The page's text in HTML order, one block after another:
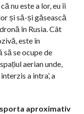
nu este a lor, eu îi
și să-și găsească
în Rusia. Cât
este în
se ocupe de
aerian unde,
a intra’, a
aproximativ